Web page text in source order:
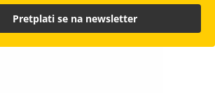
Pretplati se na newsletter